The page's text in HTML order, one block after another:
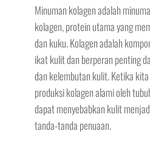
Minuman kolagen adalah
kolagen, protein utama yang
dan kuku. Kolagen adalah
ikat kulit dan berperan penting
dan kelembutan kulit. Ketika
produksi kolagen alami oleh
dapat menyebabkan kulit
tanda-tanda penuaan.